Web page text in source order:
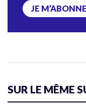
JE M’ABONNE
SUR LE MÊME